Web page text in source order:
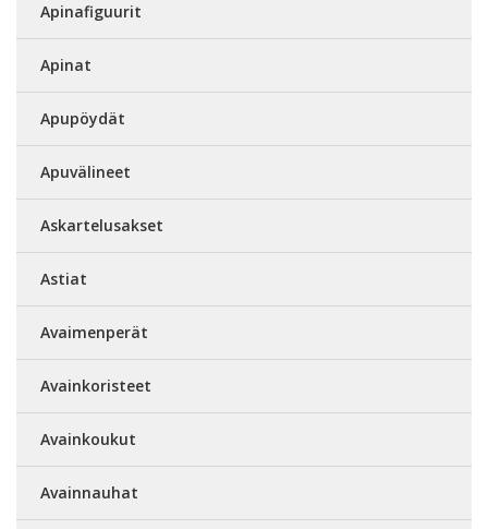
Apinafiguurit
Apinat
Apupöydät
Apuvälineet
Askartelusakset
Astiat
Avaimenperät
Avainkoristeet
Avainkoukut
Avainnauhat